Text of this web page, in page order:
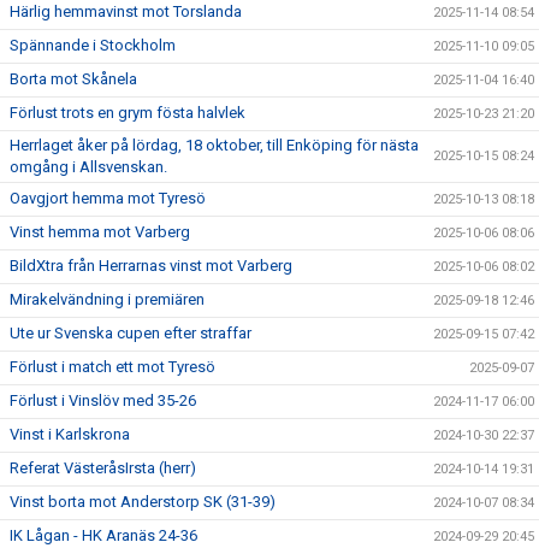
Härlig hemmavinst mot Torslanda 2025-11-14 08:54
Spännande i Stockholm 2025-11-10 09:05
Borta mot Skånela 2025-11-04 16:40
Förlust trots en grym fösta halvlek 2025-10-23 21:20
Herrlaget åker på lördag, 18 oktober, till Enköping för nästa
omgång i Allsvenskan.
2025-10-15 08:24
Oavgjort hemma mot Tyresö 2025-10-13 08:18
Vinst hemma mot Varberg 2025-10-06 08:06
BildXtra från Herrarnas vinst mot Varberg 2025-10-06 08:02
Mirakelvändning i premiären 2025-09-18 12:46
Ute ur Svenska cupen efter straffar 2025-09-15 07:42
Förlust i match ett mot Tyresö 2025-09-07
Förlust i Vinslöv med 35-26 2024-11-17 06:00
Vinst i Karlskrona 2024-10-30 22:37
Referat VästeråsIrsta (herr) 2024-10-14 19:31
Vinst borta mot Anderstorp SK (31-39) 2024-10-07 08:34
IK Lågan - HK Aranäs 24-36 2024-09-29 20:45